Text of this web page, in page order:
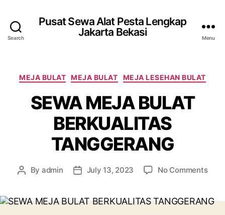
Search
Pusat Sewa Alat Pesta Lengkap
Jakarta Bekasi
Menu
Categories
MEJA BULAT MEJA BULAT MEJA LESEHAN BULAT
SEWA MEJA BULAT
BERKUALITAS
TANGGERANG
Post
By admin
PostJuly 13, 2023 No Commentson